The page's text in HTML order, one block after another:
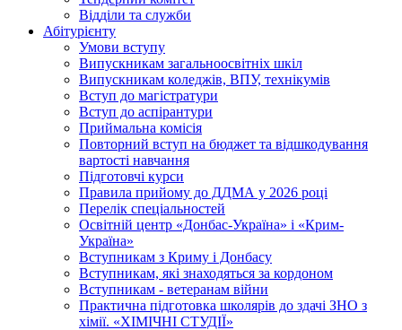
Відділи та служби
Абітурієнту
Умови вступу
Випускникам загальноосвітніх шкіл
Випускникам коледжів, ВПУ, технікумів
Вступ до магістратури
Вступ до аспірантури
Приймальна комісія
Повторний вступ на бюджет та відшкодування
вартості навчання
Підготовчі курси
Правила прийому до ДДМА у 2026 році
Перелік спеціальностей
Освітній центр «Донбас-Україна» і «Крим-
Україна»
Вступникам з Криму і Донбасу
Вступникам, які знаходяться за кордоном
Вступникам - ветеранам війни
Практична підготовка школярів до здачі ЗНО з
хімії. «ХІМІЧНІ СТУДІЇ»